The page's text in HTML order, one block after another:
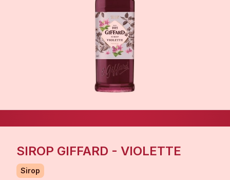
SIROP GIFFARD - VIOLETTE
Sirop